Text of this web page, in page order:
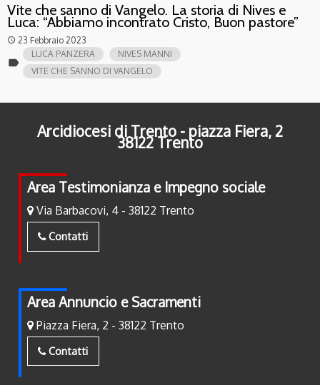
Vite che sanno di Vangelo. La storia di Nives e
Luca: “Abbiamo incontrato Cristo, Buon pastore”
access_time 23 Febbraio 2023
label
LUCA PANZERA
NIVES MANNI
VITE CHE SANNO DI VANGELO
Arcidiocesi di Trento - piazza Fiera, 2
38122 Trento
Area Testimonianza e Impegno sociale
Via Barbacovi, 4 - 38122 Trento
Contatti
Area Annuncio e Sacramenti
Piazza Fiera, 2 - 38122 Trento
Contatti